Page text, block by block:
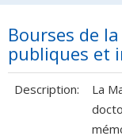
Bourses de
publiques et
Description:
La